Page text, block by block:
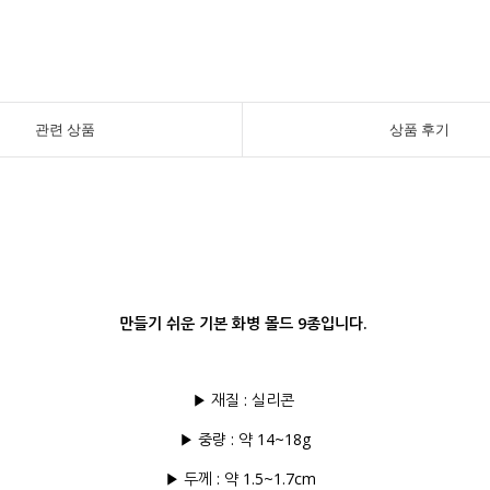
관련 상품 상품 후기
만들기 쉬운 기본 화병 몰드 9종입니다.
▶ 재질 : 실리콘
▶ 중량 : 약 14~18g
▶ 두께 : 약 1.5~1.7cm